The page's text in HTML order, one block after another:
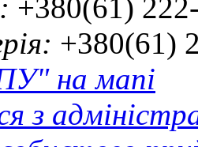
+380(61)
+380(61)
на мапі
з